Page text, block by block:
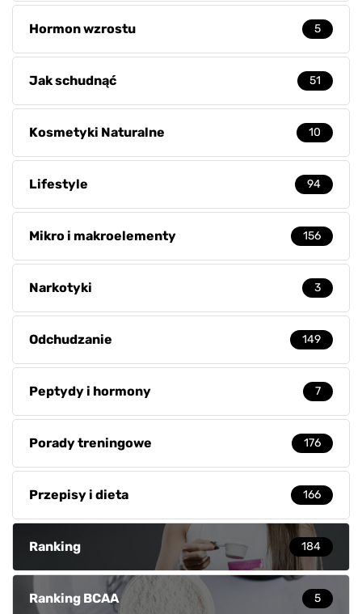
Hormon wzrostu 5
Jak schudnąć 51
Kosmetyki Naturalne 10
Lifestyle 94
Mikro i makroelementy 156
Narkotyki 3
Odchudzanie 149
Peptydy i hormony 7
Porady treningowe 176
Przepisy i dieta 166
Ranking 184
Ranking BCAA 5